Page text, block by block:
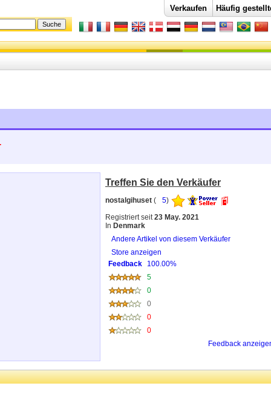
Verkaufen Häufig
Treffen Sie den Verkäufer
nostalgihuset ( 5)
Registriert seit23 May. 2021
In Denmark
Andere Artikel von diesem Verkäufer
Store anzeigen
Feedback
100.00%
5
0
0
0
0
Feedback